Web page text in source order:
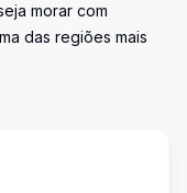
morar com
das regiões mais